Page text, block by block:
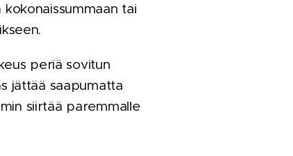
tai
periä sovitun
jättää saapumatta
siirtää paremmalle